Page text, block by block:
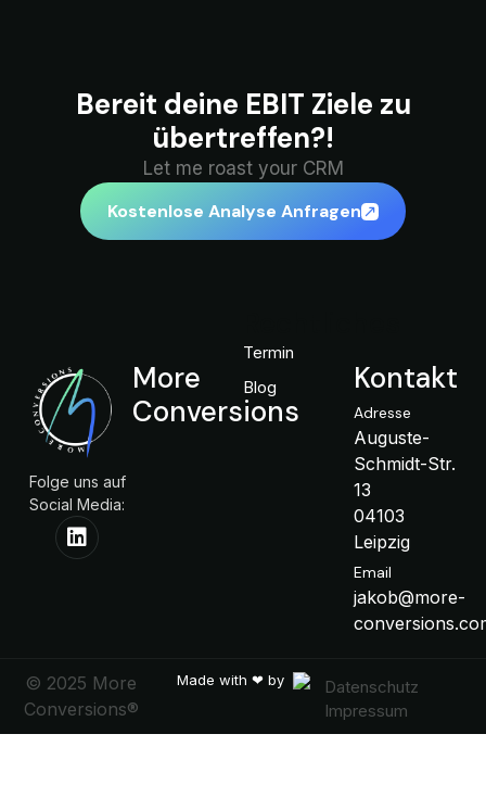
Bereit deine EBIT Ziele zu
übertreffen?!
Let me roast your CRM
Kostenlose Analyse Anfragen
Kontakt
Adresse
Auguste-
Schmidt-Str.
13
04103
Leipzig
Email
jakob@more-
Termin
Blog
More
Conversions
Folge uns auf
Social Media:
Datenschutz
Impressum
Made with ❤ by
© 2025 More
Conversions®